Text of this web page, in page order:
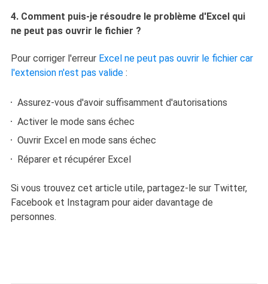
4. Comment puis-je résoudre le problème d'Excel qui
ne peut pas ouvrir le fichier ?
Pour corriger l'erreur Excel ne peut pas ouvrir le fichier car
l'extension n'est pas valide:
Assurez-vous d'avoir suffisamment d'autorisations
Activer le mode sans échec
Ouvrir Excel en mode sans échec
Réparer et récupérer Excel
Si vous trouvez cet article utile, partagez-le sur Twitter,
Facebook et Instagram pour aider davantage de
personnes.